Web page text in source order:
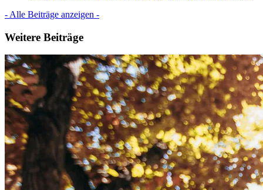
- Alle Beiträge anzeigen -
Weitere Beiträge